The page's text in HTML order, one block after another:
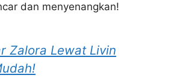
dan menyenangkan!
Zalora Lewat Livin